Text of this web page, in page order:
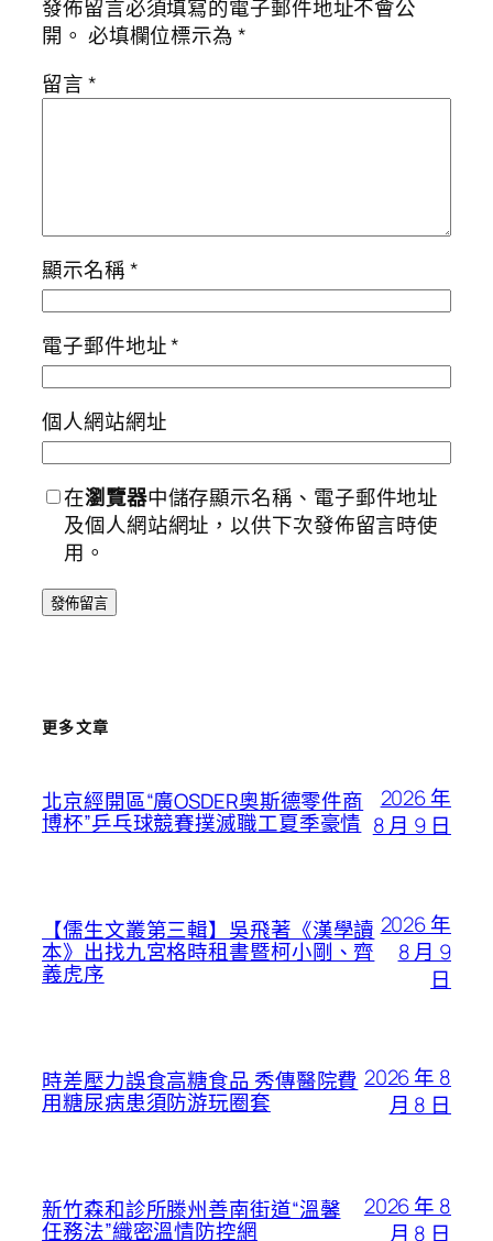
發佈留言必須填寫的電子郵件地址不會公
開。 必填欄位標示為*
留言*
顯示名稱*
電子郵件地址*
個人網站網址
在瀏覽器中儲存顯示名稱、電子郵件地址
及個人網站網址，以供下次發佈留言時使
用。
更多文章
北京經開區“廣OSDER奧斯德零件商
博杯”乒乓球競賽撲滅職工夏季豪情
2026 年
8 月 9 日
【儒生文叢第三輯】吳飛著《漢學讀
本》出找九宮格時租書暨柯小剛、齊
義虎序
2026 年
8 月 9
日
時差壓力誤食高糖食品 秀傳醫院費
用糖尿病患須防游玩圈套
2026 年 8
月 8 日
新竹森和診所滕州善南街道“溫馨
任務法”織密溫情防控網
2026 年 8
月 8 日